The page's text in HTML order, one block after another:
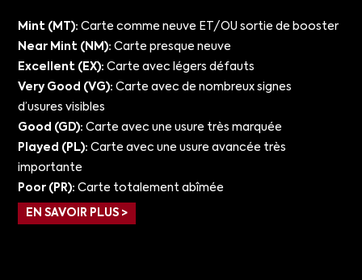
Mint (MT): Carte comme neuve ET/OU sortie de booster
Near Mint (NM): Carte presque neuve
Excellent (EX): Carte avec légers défauts
Very Good (VG): Carte avec de nombreux signes
d’usures visibles
Good (GD): Carte avec une usure très marquée
Played (PL): Carte avec une usure avancée très
importante
Poor (PR): Carte totalement abîmée
EN SAVOIR PLUS >